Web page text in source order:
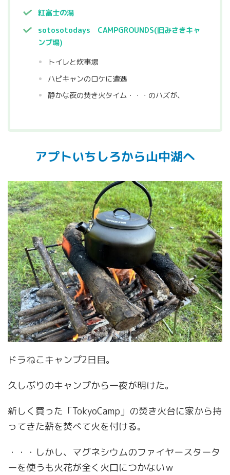
紅富士の湯
sotosotodays CAMPGROUNDS(旧みさきキャ
ンプ場)
トイレと炊事場
ハピキャンのロケに遭遇
静かな夜の焚き火タイム・・・のハズが、
アプトいちしろから山中湖へ
ドラねこキャンプ2日目。
久しぶりのキャンプから一夜が明けた。
新しく買った「TokyoCamp」の焚き火台に家から持
ってきた薪を焚べて火を付ける。
・・・しかし、マグネシウムのファイヤースタータ
ーを使うも火花が全く火口につかないｗ